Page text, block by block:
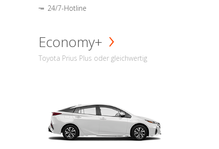
24/7-Hotline
Economy+
Toyota Prius Plus oder gleichwertig